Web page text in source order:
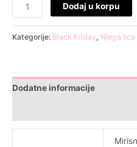
Dodaj u korpu
Kategorije: Black Friday, Njega lica
Dodatne informacije